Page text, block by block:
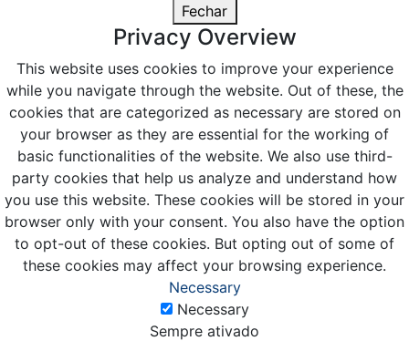
Fechar
Privacy Overview
This website uses cookies to improve your experience
while you navigate through the website. Out of these, the
cookies that are categorized as necessary are stored on
your browser as they are essential for the working of
basic functionalities of the website. We also use third-
party cookies that help us analyze and understand how
you use this website. These cookies will be stored in your
browser only with your consent. You also have the option
to opt-out of these cookies. But opting out of some of
these cookies may affect your browsing experience.
Necessary
Necessary
Sempre ativado